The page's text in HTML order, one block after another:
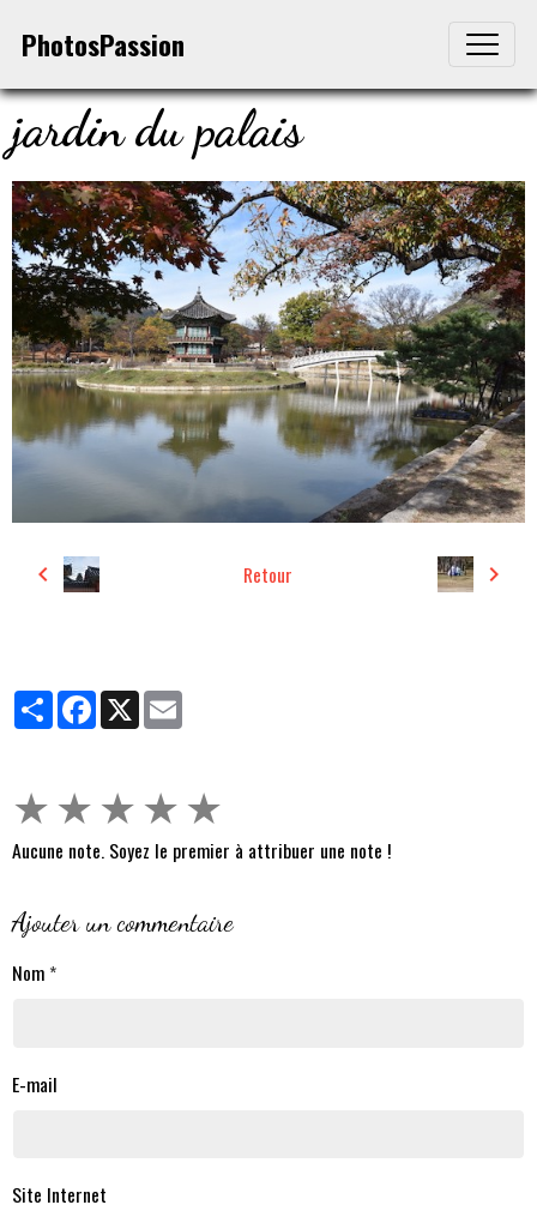
PhotosPassion
jardin du palais
Retour
PartagerFacebook
X
★★★★★
Aucune note. Soyez le premier à attribuer une note !
Ajouter un commentaire
Nom
E-mail
Site Internet